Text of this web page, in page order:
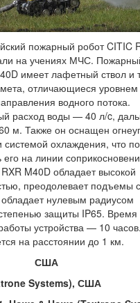
пожарный робот CITIC
на учениях МЧС.
имеет лафетный ствол и
отличающиеся уровнем
водного потока.
расход воды — 40 л/c,
м. Также он оснащен
системой охлаждения, что
его на линии
M40D обладает высокой
преодолевает подъемы
нулевым радиусом
защиты IP65. Время
устройства — 10
на расстоянии до 1 км.
США
Systems), США